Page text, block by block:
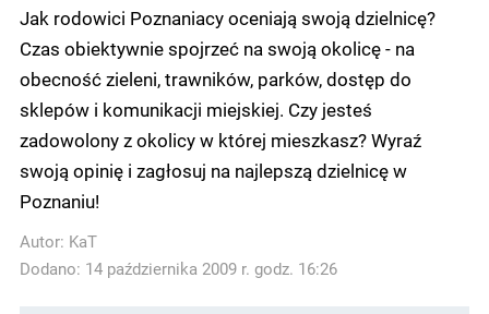
Jak rodowici Poznaniacy oceniają swoją dzielnicę?
Czas obiektywnie spojrzeć na swoją okolicę - na
obecność zieleni, trawników, parków, dostęp do
sklepów i komunikacji miejskiej. Czy jesteś
zadowolony z okolicy w której mieszkasz? Wyraź
swoją opinię i zagłosuj na najlepszą dzielnicę w
Poznaniu!
Autor: KaT
Dodano: 14 października 2009 r. godz. 16:26